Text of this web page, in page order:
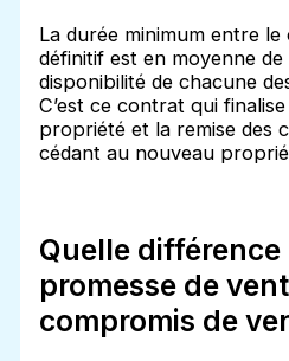
La durée minimum entre le
définitif est en moyenne
disponibilité de chacune
C’est ce contrat qui
propriété et la remise des
cédant au nouveau
Quelle différence
promesse de
compromis de